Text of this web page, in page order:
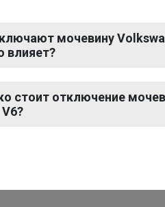
мочевину
влияет?
стоит отключение